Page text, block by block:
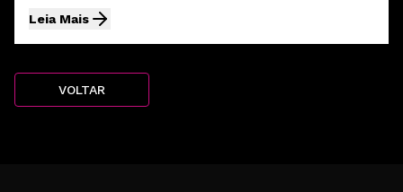
Leia Mais
VOLTAR